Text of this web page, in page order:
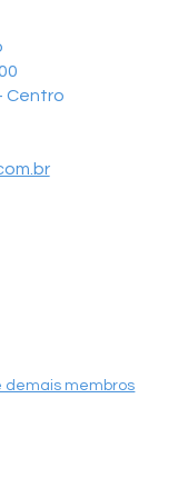
Centro
demais membros